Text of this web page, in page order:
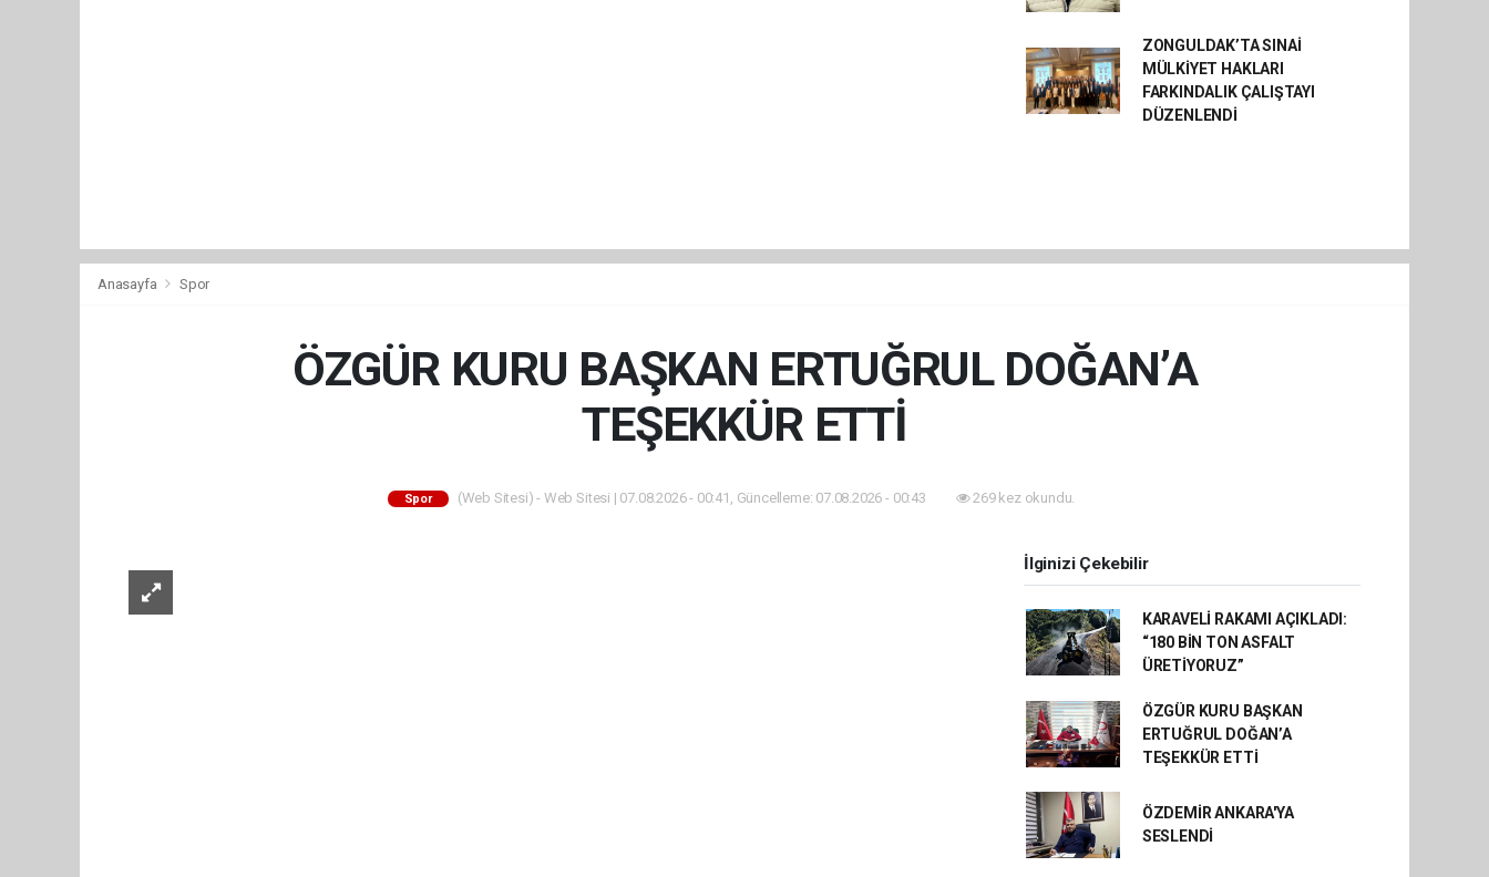
ZONGULDAK’TA SINAİ
MÜLKİYET HAKLARI
FARKINDALIK ÇALIŞTAYI
DÜZENLENDİ
Anasayfa Spor
ÖZGÜR KURU BAŞKAN ERTUĞRUL DOĞAN’A
TEŞEKKÜR ETTİ
Spor (Web Sitesi) - Web Sitesi | 07.08.2026 - 00:41, Güncelleme: 07.08.2026 - 00:43 269 kez okundu.
İlginizi Çekebilir
KARAVELİ RAKAMI AÇIKLADI:
“180 BİN TON ASFALT
ÜRETİYORUZ”
ÖZGÜR KURU BAŞKAN
ERTUĞRUL DOĞAN’A
TEŞEKKÜR ETTİ
ÖZDEMİR ANKARA'YA
SESLENDİ